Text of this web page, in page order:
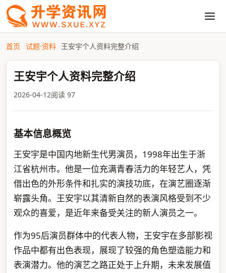
首页 试题·资料 王安宇个人资料完整介绍
王安宇个人资料完整介绍
2026-04-12阅读 97
基本信息概览
王安宇是中国内地新生代男演员，1998年出生于浙
江省杭州市。他是一位充满青春活力的年轻艺人，凭
借出色的外形条件和扎实的演技功底，在演艺圈逐渐
崭露头角。王安宇以其清新自然的表演风格受到不少
观众的喜爱，是近年来备受关注的新人演员之一。
作为95后演员群体中的代表人物，王安宇在多部影视
作品中都有出色表现，展现了较强的角色塑造能力和
表演潜力。他的演艺之路正处于上升期，未来发展值